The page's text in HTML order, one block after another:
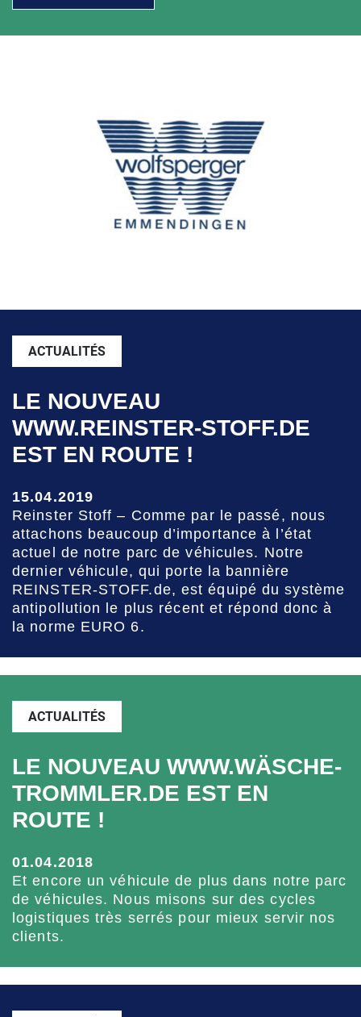
ACTUALITÉS
LE NOUVEAU
WWW.REINSTER-STOFF.DE
EST EN ROUTE !
15.04.2019
Reinster Stoff – Comme par le passé, nous
attachons beaucoup d’importance à l’état
actuel de notre parc de véhicules. Notre
dernier véhicule, qui porte la bannière
REINSTER-STOFF.de, est équipé du système
antipollution le plus récent et répond donc à
la norme EURO 6.
ACTUALITÉS
LE NOUVEAU WWW.WÄSCHE­
TROMMLER.DE EST EN
ROUTE !
01.04.2018
Et encore un véhicule de plus dans notre parc
de véhicules. Nous misons sur des cycles
logistiques très serrés pour mieux servir nos
clients.